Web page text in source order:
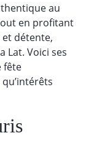
au
en profitant
détente,
Lat. Voici ses
fête